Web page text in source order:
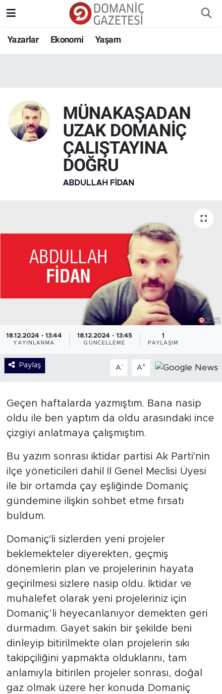
Yazarlar Ekonomi Yaşam
MÜNAKAŞADAN
UZAK DOMANİÇ
ÇALIŞTAYINA
DOĞRU
ABDULLAH FIDAN
18.12.2024 - 13:44
YAYINLANMA
18.12.2024 - 13:45
GÜNCELLEME
1
PAYLAŞIM
Paylaş A- A+
Geçen haftalarda yazmıştım. Bana nasip
oldu ile ben yaptım da oldu arasındaki ince
çizgiyi anlatmaya çalışmıştım.
Bu yazım sonrası iktidar partisi Ak Parti'nin
ilçe yöneticileri dahil İl Genel Meclisi Üyesi
ile bir ortamda çay eşliğinde Domaniç
gündemine ilişkin sohbet etme fırsatı
buldum.
Domaniç'li sizlerden yeni projeler
beklemekteler diyerekten, geçmiş
dönemlerin plan ve projelerinin hayata
geçirilmesi sizlere nasip oldu. İktidar ve
muhalefet olarak yeni projeleriniz için
Domaniç’li heyecanlanıyor demekten geri
durmadım. Gayet sakin bir şekilde beni
dinleyip bitirilmekte olan projelerin sıkı
takipçiliğini yapmakta olduklarını, tam
anlamıyla bitirilen projeler sonrası, doğal
gaz olmak üzere her konuda Domaniç